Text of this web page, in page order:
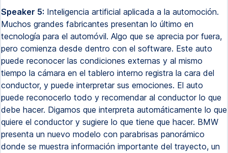
Speaker 5: Inteligencia artificial aplicada a la automoción.
Muchos grandes fabricantes presentan lo último en
tecnología para el automóvil. Algo que se aprecia por fuera,
pero comienza desde dentro con el software. Este auto
puede reconocer las condiciones externas y al mismo
tiempo la cámara en el tablero interno registra la cara del
conductor, y puede interpretar sus emociones. El auto
puede reconocerlo todo y recomendar al conductor lo que
debe hacer. Digamos que interpreta automáticamente lo que
quiere el conductor y sugiere lo que tiene que hacer. BMW
presenta un nuevo modelo con parabrisas panorámico
donde se muestra información importante del trayecto, un